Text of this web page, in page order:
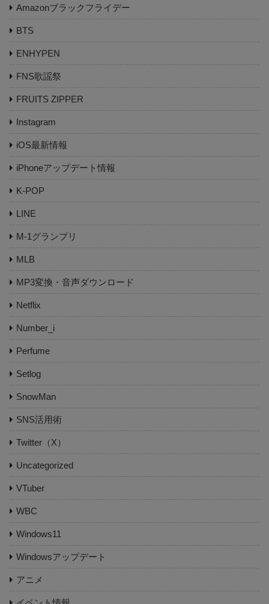
Amazonブラックフライデー
BTS
ENHYPEN
FNS歌謡祭
FRUITS ZIPPER
Instagram
iOS最新情報
iPhoneアップデート情報
K-POP
LINE
M-1グランプリ
MLB
MP3変換・音声ダウンロード
Netflix
Number_i
Perfume
Setlog
SnowMan
SNS活用術
Twitter（X）
Uncategorized
VTuber
WBC
Windows11
Windowsアップデート
アニメ